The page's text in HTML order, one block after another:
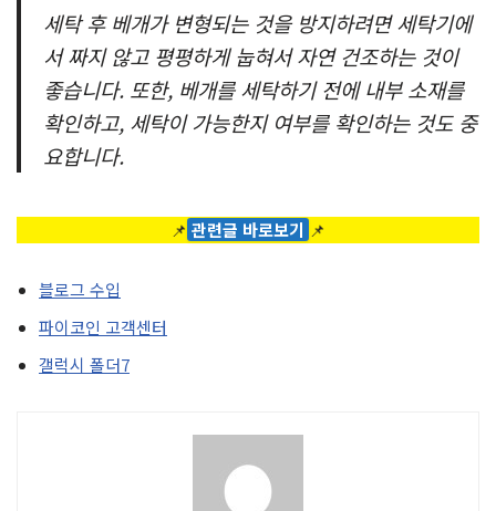
세탁 후 베개가 변형되는 것을 방지하려면 세탁기에
서 짜지 않고 평평하게 눕혀서 자연 건조하는 것이
좋습니다. 또한, 베개를 세탁하기 전에 내부 소재를
확인하고, 세탁이 가능한지 여부를 확인하는 것도 중
요합니다.
📌 관련글 바로보기 📌
블로그 수입
파이코인 고객센터
갤럭시 폴더7